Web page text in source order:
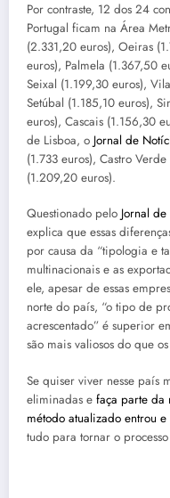
Por contraste, 12 dos 24
Portugal ficam na Área
(2.331,20 euros), Oeiras
euros), Palmela (1.367,50
Seixal (1.199,30 euros),
Setúbal (1.185,10 euros),
euros), Cascais (1.156,30
de Lisboa, o Jornal de
(1.733 euros), Castro
(1.209,20 euros).
Questionado pelo Jornal
explica que essas
por causa da “tipologia e
multinacionais e as
ele, apesar de essas
norte do país, “o tipo de
acrescentado” é superior
são mais valiosos do que
Se quiser viver nesse país
eliminadas e faça parte da
método atualizado entrou
tudo para tornar o